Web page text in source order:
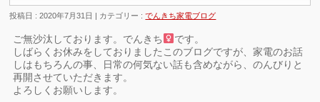
投稿日 : 2020年7月31日 | カテゴリー :でんきち家電ブログ
ご無沙汰しております。でんきち
です。
しばらくお休みをしておりましたこのブログですが、家電のお話
しはもちろんの事、日常の何気ない話も含めながら、のんびりと
再開させていただきます。
よろしくお願いします。